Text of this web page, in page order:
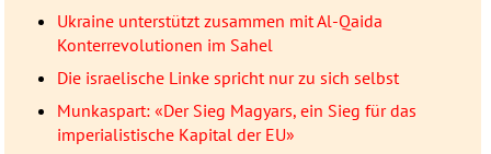
Ukraine unterstützt zusammen mit Al-Qaida
Konterrevolutionen im Sahel
Die israelische Linke spricht nur zu sich selbst
Munkaspart: «Der Sieg Magyars, ein Sieg für das
imperialistische Kapital der EU»